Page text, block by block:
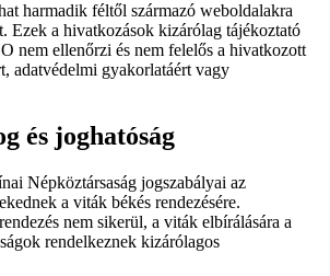
harmadik féltől származó weboldalakra
Ezek a hivatkozások kizárólag tájékoztató
nem ellenőrzi és nem felelős a hivatkozott
adatvédelmi gyakorlatáért vagy
és joghatóság
Népköztársaság jogszabályai az
a viták békés rendezésére.
nem sikerül, a viták elbírálására a
rendelkeznek kizárólagos